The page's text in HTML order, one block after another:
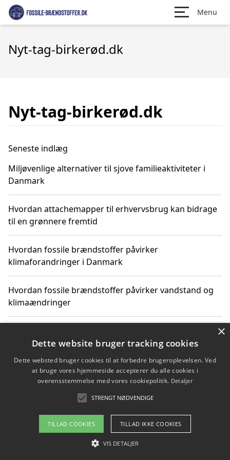
Menu
Nyt-tag-birkerød.dk
Nyt-tag-birkerød.dk
Seneste indlæg
Miljøvenlige alternativer til sjove familieaktiviteter i
Danmark
Hvordan attachemapper til erhvervsbrug kan bidrage
til en grønnere fremtid
Hvordan fossile brændstoffer påvirker
klimaforandringer i Danmark
Hvordan fossile brændstoffer påvirker vandstand og
klimaændringer
vores perspektiv
Copyright 2026 - Pilanto Aps
Om / kontakt
×
Dette website bruger tracking cookies
Dette websted bruger cookies til at forbedre brugeroplevelsen. Ved
at bruge vores hjemmeside accepterer du alle cookies i
overensstemmelse med vores cookiepolitik. Detaljer
STRENGT NØDVENDIGE
TILLAD COOKIES TILLAD IKKE COOKIES
VIS DETALJER